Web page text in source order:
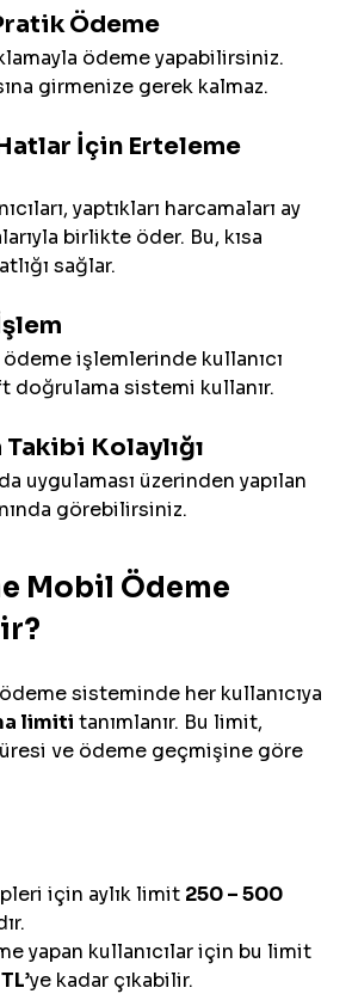
Ödeme
ödeme yapabilirsiniz.
girmenize gerek kalmaz.
İçin Erteleme
yaptıkları harcamaları ay
birlikte öder. Bu, kısa
sağlar.
işlemlerinde kullanıcı
sistemi kullanır.
Takibi Kolaylığı
uygulaması üzerinden yapılan
görebilirsiniz.
Mobil Ödeme
sisteminde her kullanıcıya
limiti tanımlanır. Bu limit,
ve ödeme geçmişine göre
için aylık limit 250 – 500
yapan kullanıcılar için bu limit
’ye kadar çıkabilir.